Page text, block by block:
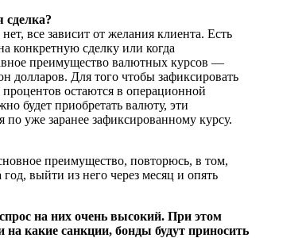
все зависит от желания клиента. Есть
конкретную сделку или когда
преимущество валютных курсов —
долларов. Для того чтобы зафиксировать
остаются в операционной
будет приобретать валюту, эти
уже заранее зафиксированному курсу.
преимущество, повторюсь, в том,
выйти из него через месяц и опять
на них очень высокий. При этом
на какие санкции, бонды будут приносить